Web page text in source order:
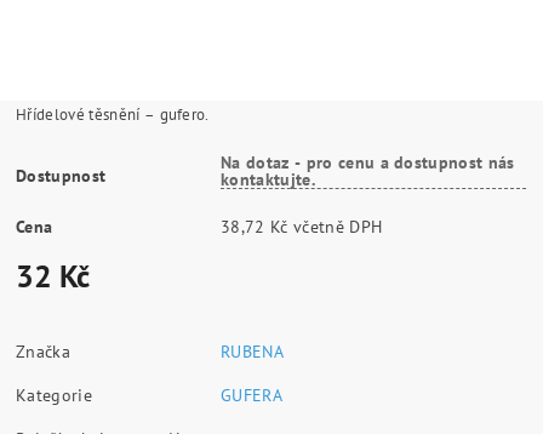
Hřídelové těsnění – gufero.
Dostupnost
Na dotaz - pro cenu a dostupnost nás
kontaktujte.
Cena 38,72 Kč včetně DPH
32 Kč
Značka
RUBENA
Kategorie
GUFERA